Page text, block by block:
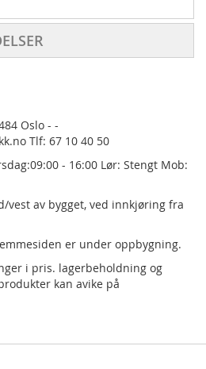
Oslo - -
Tlf: 67 10 40 50
- 16:00 Lør: Stengt Mob:
vest av bygget, ved innkjøring fra
er under oppbygning.
i pris. lagerbeholdning og
kan avike på